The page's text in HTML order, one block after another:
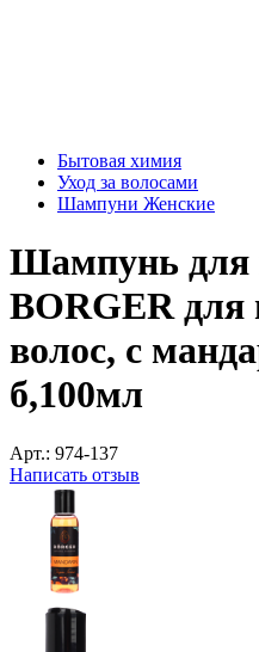
Бытовая химия
Уход за волосами
Шампуни Женские
Шампунь для
BORGER для
волос, с
б,100мл
Арт.: 974-137
Написать отзыв